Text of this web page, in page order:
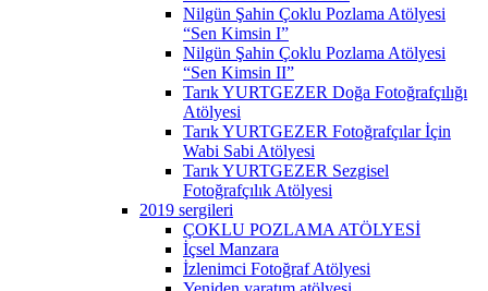
Nilgün Şahin Çoklu Pozlama Atölyesi
“Sen Kimsin I”
Nilgün Şahin Çoklu Pozlama Atölyesi
“Sen Kimsin II”
Tarık YURTGEZER Doğa Fotoğrafçılığı
Atölyesi
Tarık YURTGEZER Fotoğrafçılar İçin
Wabi Sabi Atölyesi
Tarık YURTGEZER Sezgisel
Fotoğrafçılık Atölyesi
2019 sergileri
ÇOKLU POZLAMA ATÖLYESİ
İçsel Manzara
İzlenimci Fotoğraf Atölyesi